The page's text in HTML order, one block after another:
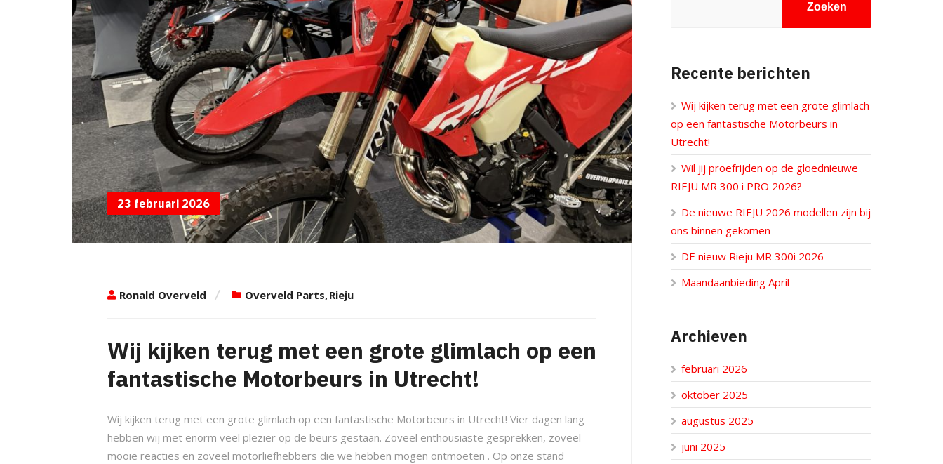
23 februari 2026
Ronald Overveld Overveld Parts,Rieju
Wij kijken terug met een grote glimlach op een
fantastische Motorbeurs in Utrecht!
Wij kijken terug met een grote glimlach op een fantastische Motorbeurs in Utrecht! Vier dagen lang
hebben wij met enorm veel plezier op de beurs gestaan. Zoveel enthousiaste gesprekken, zoveel
mooie reacties en zoveel motorliefhebbers die we hebben mogen ontmoeten . Op onze stand
Zoeken
Recente berichten
Wij kijken terug met een grote glimlach
op een fantastische Motorbeurs in
Utrecht!
Wil jij proefrijden op de gloednieuwe
RIEJU MR 300 i PRO 2026?
De nieuwe RIEJU 2026 modellen zijn bij
ons binnen gekomen
DE nieuw Rieju MR 300i 2026
Maandaanbieding April
Archieven
februari 2026
oktober 2025
augustus 2025
juni 2025